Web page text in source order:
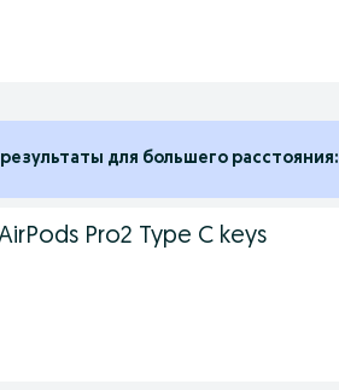
для большего расстояния:
Pro2 Type C keys